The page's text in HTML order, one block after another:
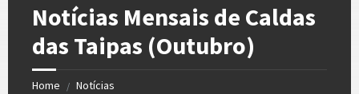
Notícias Mensais de Caldas
das Taipas (Outubro)
Home / Notícias